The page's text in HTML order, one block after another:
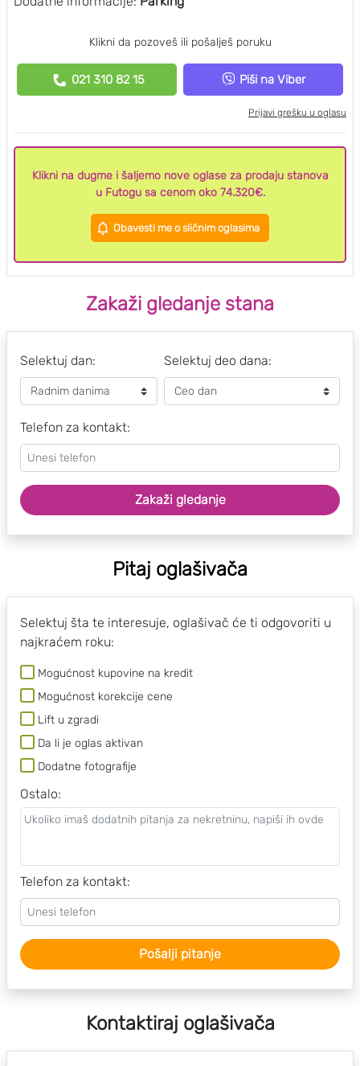
Klikni da pozoveš ili pošalješ poruku
021 310 82 15 Piši na Viber
Prijavi grešku u oglasu
Klikni na dugme i šaljemo nove oglase za prodaju stanova
u Futogu sa cenom oko 74.320€.
Obavesti me o sličnim oglasima
Zakaži gledanje stana
Selektuj dan: Selektuj deo dana:
Telefon za kontakt:
Zakaži gledanje
Pitaj oglašivača
Selektuj šta te interesuje, oglašivač će ti odgovoriti u
najkraćem roku:
Mogućnost kupovine na kredit
Mogućnost korekcije cene
Lift u zgradi
Da li je oglas aktivan
Dodatne fotografije
Ostalo:
Telefon za kontakt:
Pošalji pitanje
Kontaktiraj oglašivača